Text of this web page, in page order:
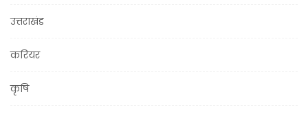
उत्तराखंड
करियर
कृषि